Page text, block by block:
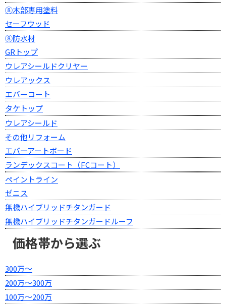
⑧木部専用塗料
セーフウッド
⑧防水材
GRトップ
ウレアシールドクリヤー
ウレアックス
エバーコート
タケトップ
ウレアシールド
その他リフォーム
エバーアートボード
ランデックスコート（FCコート）
ペイントライン
ゼニス
無機ハイブリッドチタンガード
無機ハイブリッドチタンガードルーフ
価格帯から選ぶ
300万～
200万～300万
100万～200万